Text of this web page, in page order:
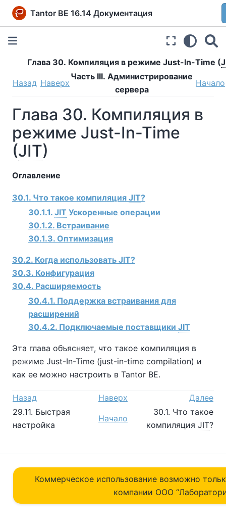
Tantor BE 16.14 Документация
Глава 30. Компиляция в режиме Just-In-Time (
Назад Наверх
Часть III. Администрирование
сервера
Начало
Глава 30. Компиляция в
режиме Just-In-Time
(JIT)
Оглавление
30.1. Что такое компиляция JIT?
30.1.1. JIT Ускоренные операции
30.1.2. Встраивание
30.1.3. Оптимизация
30.2. Когда использовать JIT?
30.3. Конфигурация
30.4. Расширяемость
30.4.1. Поддержка встраивания для
расширений
30.4.2. Подключаемые поставщики JIT
Эта глава объясняет, что такое компиляция в
режиме Just-In-Time (just-in-time compilation) и
как ее можно настроить в Tantor BE.
Назад Наверх
Далее
29.11. Быстрая
настройка
Начало
30.1. Что такое
компиляция JIT?
Коммерческое использование возможно
компании ОOO